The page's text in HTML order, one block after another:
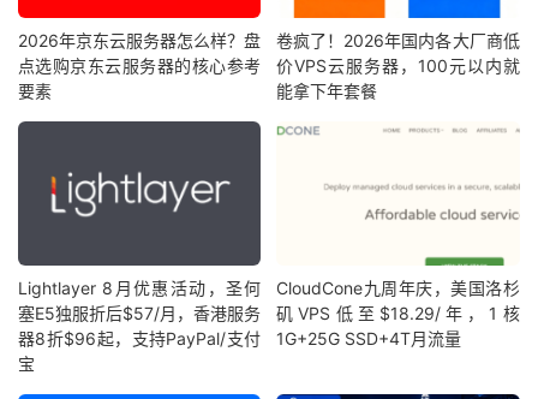
2026年京东云服务器怎么样？盘
点选购京东云服务器的核心参考
要素
卷疯了！2026年国内各大厂商低
价VPS云服务器，100元以内就
能拿下年套餐
Lightlayer 8月优惠活动，圣何
塞E5独服折后$57/月，香港服务
器8折$96起，支持PayPal/支付
宝
CloudCone九周年庆，美国洛杉
矶VPS低至$18.29/年，1核
1G+25G SSD+4T月流量